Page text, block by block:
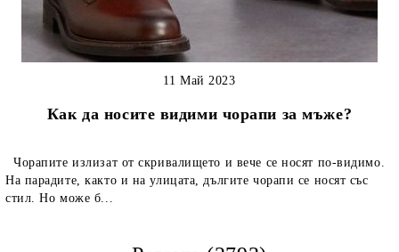
Как да носите видими чорапи за мъже?
11 Май 2023
Чорапите излизат от скривалището и вече се носят по-видимо.
На парадите, както и на улицата, дългите чорапи се носят със
стил. Но може б...